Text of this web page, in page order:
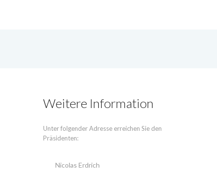
Weitere Information
Unter folgender Adresse erreichen Sie den
Präsidenten:
Nicolas Erdrich